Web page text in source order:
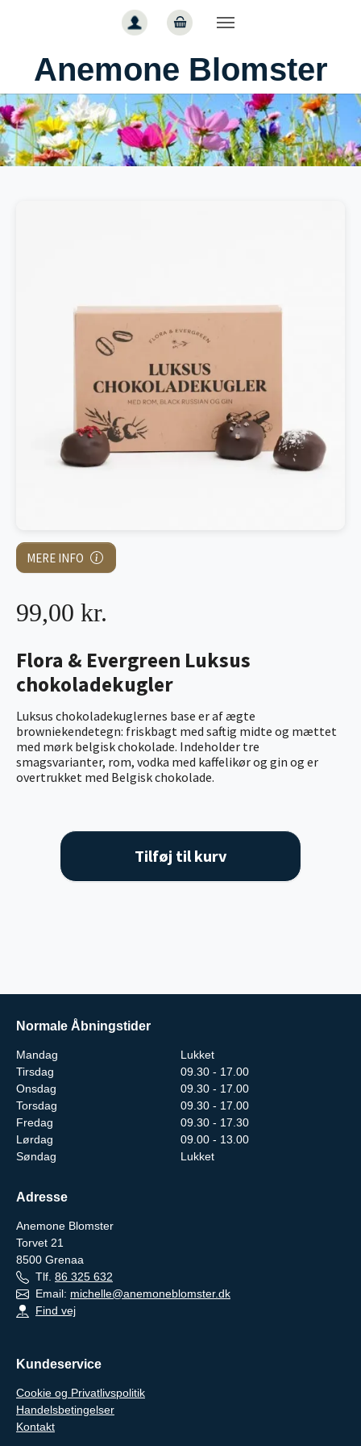
Anemone Blomster
MERE INFO
Flora & Evergreen Luksus
chokoladekugler
Luksus chokoladekuglernes base er af ægte
browniekendetegn: friskbagt med saftig midte og mættet
med mørk belgisk chokolade. Indeholder tre
smagsvarianter, rom, vodka med kaffelikør og gin og er
overtrukket med Belgisk chokolade.
99,00 kr.
Tilføj til kurv
Normale Åbningstider
Mandag
Lukket
Tirsdag
09.30 - 17.00
Onsdag
09.30 - 17.00
Torsdag
09.30 - 17.00
Fredag
09.30 - 17.30
Lørdag
09.00 - 13.00
Søndag
Lukket
Adresse
Anemone Blomster
Torvet 21
8500 Grenaa
Tlf. 86 325 632
Email: michelle@anemoneblomster.dk
Find vej
Kundeservice
Cookie og Privatlivspolitik
Handelsbetingelser
Kontakt